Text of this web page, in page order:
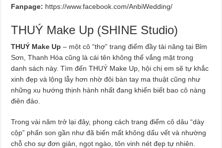
Fanpage: https://www.facebook.com/AnbiWedding/
THUÝ Make Up (SHINE Studio)
THUÝ Make Up – một cô “thợ” trang điểm đầy tài năng tại Bỉm
Sơn, Thanh Hóa cũng là cái tên không thể vắng mặt trong
danh sách này. Tìm đến THUÝ Make Up, hội chị em sẽ tự khắc
xinh đẹp và lộng lẫy hơn nhờ đôi bàn tay ma thuật cũng như
những xu hướng thịnh hành nhất đang khiến biết bao cô nàng
điên đảo.
Trong vài năm trở lại đây, phong cách trang điểm cô dâu “dày
cộp” phấn son gần như đã biến mất không dấu vết và nhường
chỗ cho sự đơn giản, ngọt ngào, tôn vinh nét đẹp tự nhiên.